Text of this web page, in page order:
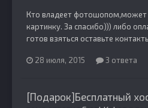
Кто владеет фотошопом,может
картинку. За спасибо))) либо
готов взяться оставьте
28 июля, 2015 3 ответа
[Подарок]Бесплатный